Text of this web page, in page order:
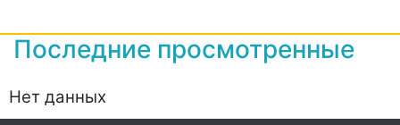
Последние просмотренные
Нет данных